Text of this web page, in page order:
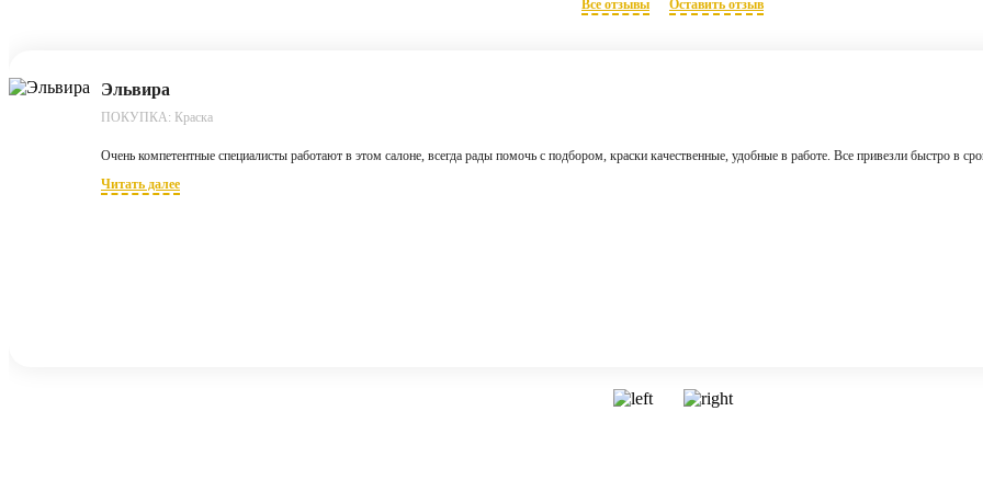
Все отзывы Оставить отзыв
Эльвира
ПОКУПКА: Краска
Очень компетентные специалисты работают в этом салоне, всегда рады помочь с подбором, краски качественные, удобные в работе. Все привезли быстро в
Читать далее